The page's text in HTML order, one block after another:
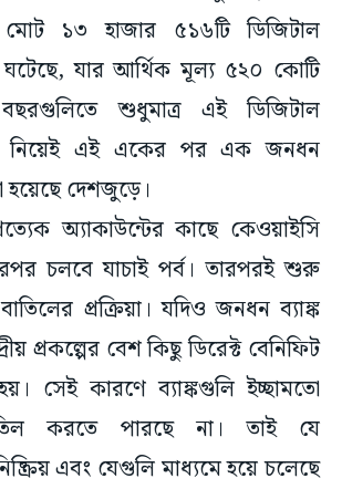
১৩ হাজার ৫১৬টি ডিজিটাল
ঘটেছে, যার আর্থিক মূল্য ৫২০ কোটি
শুধুমাত্র এই ডিজিটাল
নিয়েই এই একের পর এক জনধন
হয়েছে দেশজুড়ে।
অ্যাকাউন্টের কাছে কেওয়াইসি
চলবে যাচাই পর্ব। তারপরই শুরু
প্রক্রিয়া। যদিও জনধন ব্যাঙ্ক
প্রকল্পের বেশ কিছু ডিরেক্ট বেনিফিট
সেই কারণে ব্যাঙ্কগুলি ইচ্ছামতো
করতে পারছে না। তাই যে
এবং যেগুলি মাধ্যমে হয়ে চলেছে